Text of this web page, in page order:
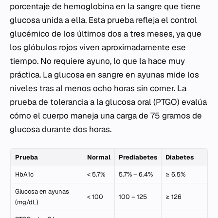
porcentaje de hemoglobina en la sangre que tiene
glucosa unida a ella. Esta prueba refleja el control
glucémico de los últimos dos a tres meses, ya que
los glóbulos rojos viven aproximadamente ese
tiempo. No requiere ayuno, lo que la hace muy
práctica. La glucosa en sangre en ayunas mide los
niveles tras al menos ocho horas sin comer. La
prueba de tolerancia a la glucosa oral (PTGO) evalúa
cómo el cuerpo maneja una carga de 75 gramos de
glucosa durante dos horas.
Prueba Normal Prediabetes Diabetes
HbA1c < 5.7% 5.7% – 6.4% ≥ 6.5%
Glucosa en ayunas
(mg/dL)
< 100 100 – 125 ≥ 126